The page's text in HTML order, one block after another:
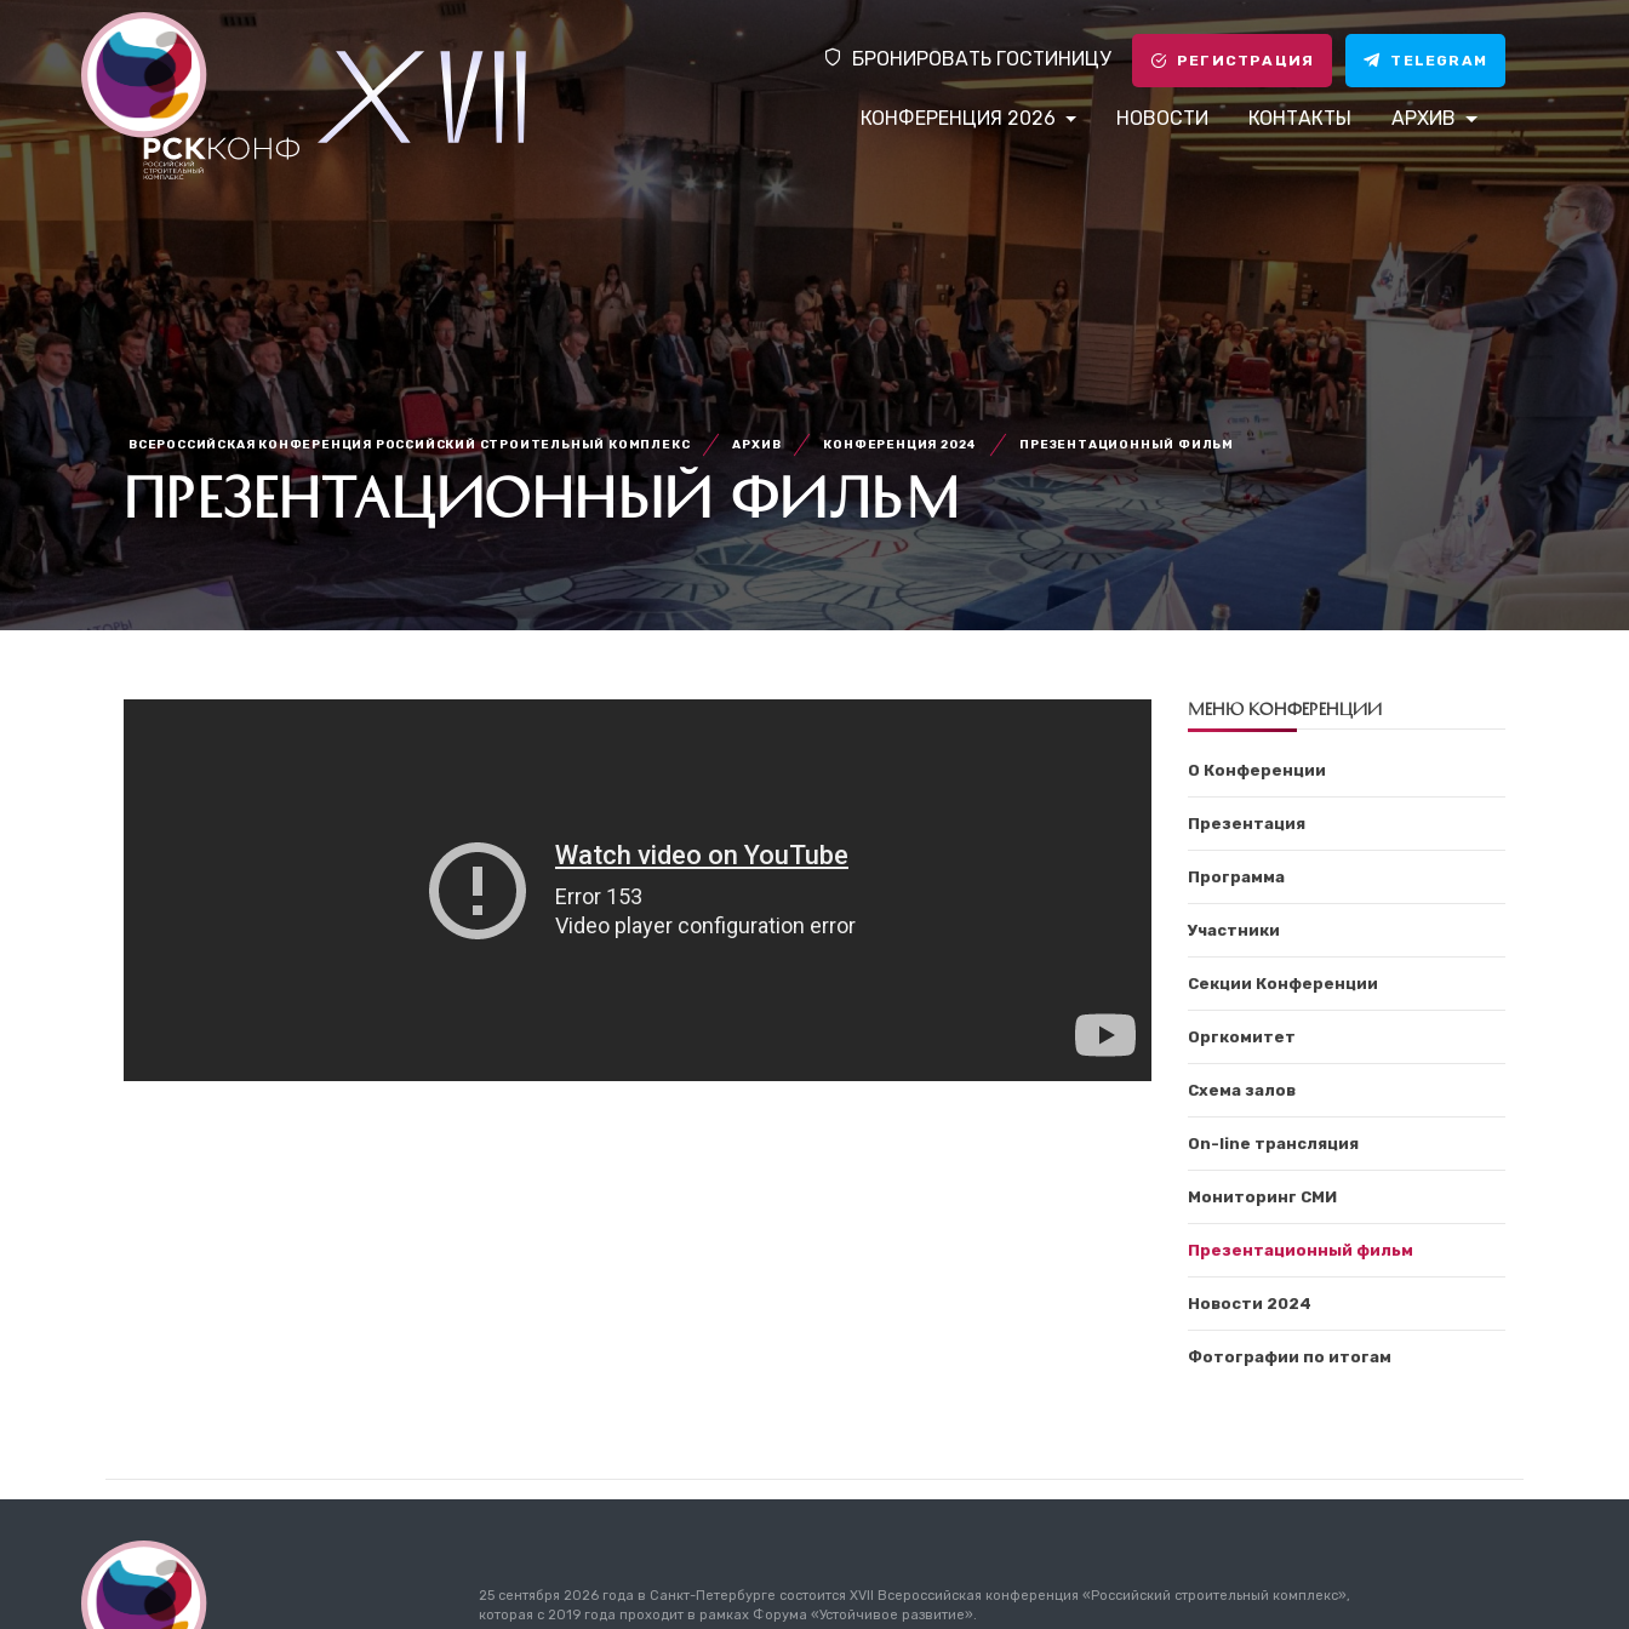
БРОНИРОВАТЬ ГОСТИНИЦУ РЕГИСТРАЦИЯ TELEGRAM
КОНФЕРЕНЦИЯ 2026 НОВОСТИ КОНТАКТЫ АРХИВ
ВСЕРОССИЙСКАЯ КОНФЕРЕНЦИЯ РОССИЙСКИЙ СТРОИТЕЛЬНЫЙ КОМПЛЕКС АРХИВ КОНФЕРЕНЦИЯ 2024 ПРЕЗЕНТАЦИОННЫЙ ФИЛЬМ
ПРЕЗЕНТАЦИОННЫЙ ФИЛЬМ
МЕНЮ КОНФЕРЕНЦИИ
О Конференции
Презентация
Программа
Участники
Секции Конференции
Оргкомитет
Схема залов
On-line трансляция
Мониторинг СМИ
Презентационный фильм
Новости 2024
Фотографии по итогам
25 сентября 2026 года в Санкт-Петербурге состоится XVII Всероссийская конференция «Российский строительный комплекс»,
которая с 2019 года проходит в рамках Форума «Устойчивое развитие».